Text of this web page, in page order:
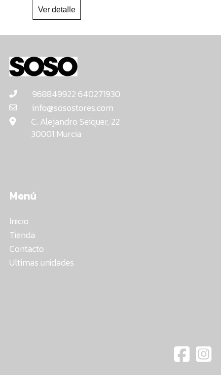
968849922 640271930
info@sosostores.com
C. Alejandro Seiquer, 22
30001 Murcia
Menú
Inicio
Tienda
Contacto
Ultimas unidades